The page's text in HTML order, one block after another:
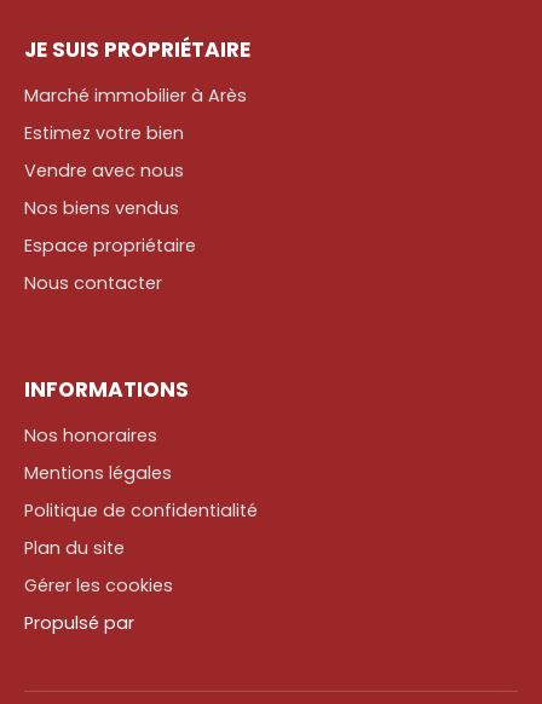
JE SUIS PROPRIÉTAIRE
Marché immobilier à Arès
Estimez votre bien
Vendre avec nous
Nos biens vendus
Espace propriétaire
Nous contacter
INFORMATIONS
Nos honoraires
Mentions légales
Politique de confidentialité
Plan du site
Gérer les cookies
Propulsé par